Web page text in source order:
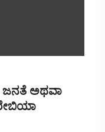
ಅಥವಾ